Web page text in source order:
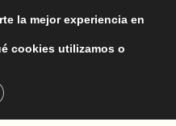
la mejor experiencia en
cookies utilizamos o
el banner de cookies RGPD